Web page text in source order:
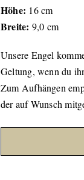
Höhe: 16 cm
Breite: 9,0 cm
Unsere Engel
Geltung, wenn du
Zum Aufhängen
der auf Wunsch